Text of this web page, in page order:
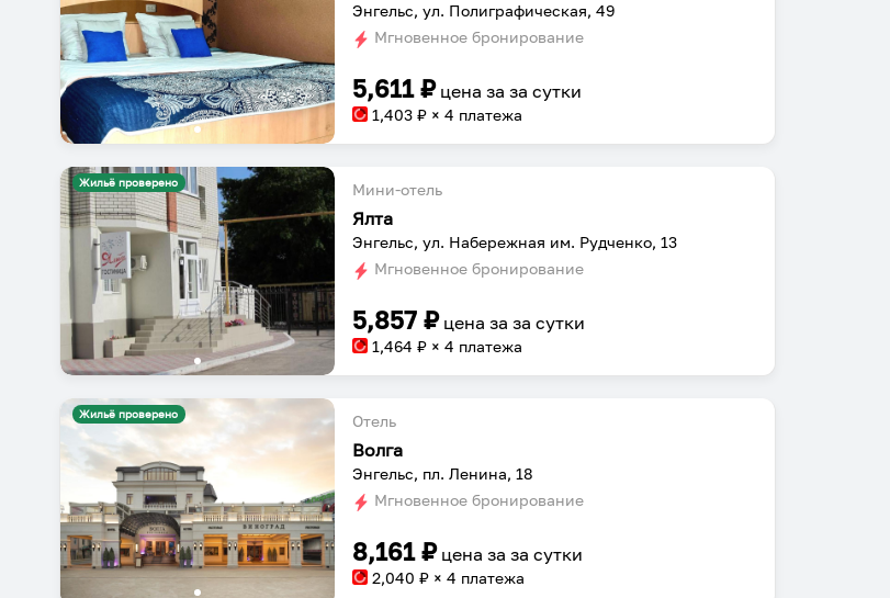
Энгельс, ул. Полиграфическая, 49
Мгновенное бронирование
5,611₽ цена заза сутки
1,403 ₽ × 4 платежа
Жильё проверено Мини-отель
Ялта
Энгельс, ул. Набережная им. Рудченко, 13
Мгновенное бронирование
5,857 ₽ цена заза сутки
1,464 ₽ × 4 платежа
Жильё проверено Отель
Волга
Энгельс, пл. Ленина, 18
Мгновенное бронирование
8,161₽ цена заза сутки
2,040 ₽ × 4 платежа